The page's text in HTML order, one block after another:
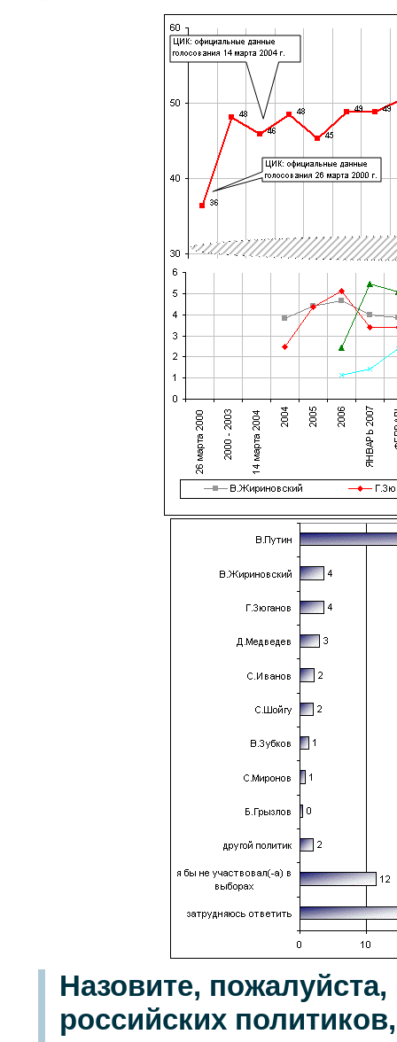
Назовите,
российских